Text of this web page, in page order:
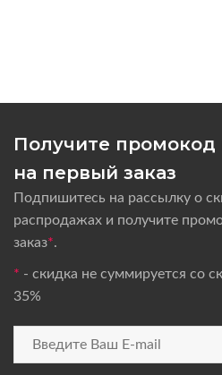
Получите промокод
на первый заказ
Подпишитесь на рассылку о
распродажах и получите
заказ*.
* - скидка не суммируется со
35%